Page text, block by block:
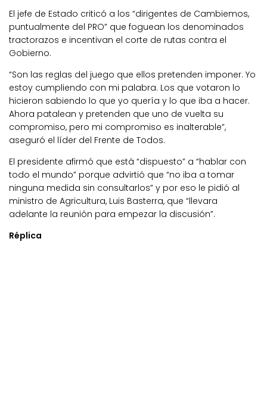
El jefe de Estado criticó a los “dirigentes de Cambiemos,
puntualmente del PRO” que foguean los denominados
tractorazos e incentivan el corte de rutas contra el
Gobierno.
“Son las reglas del juego que ellos pretenden imponer. Yo
estoy cumpliendo con mi palabra. Los que votaron lo
hicieron sabiendo lo que yo quería y lo que iba a hacer.
Ahora patalean y pretenden que uno de vuelta su
compromiso, pero mi compromiso es inalterable”,
aseguró el líder del Frente de Todos.
El presidente afirmó que está “dispuesto” a “hablar con
todo el mundo” porque advirtió que “no iba a tomar
ninguna medida sin consultarlos” y por eso le pidió al
ministro de Agricultura, Luis Basterra, que “llevara
adelante la reunión para empezar la discusión”.
Réplica